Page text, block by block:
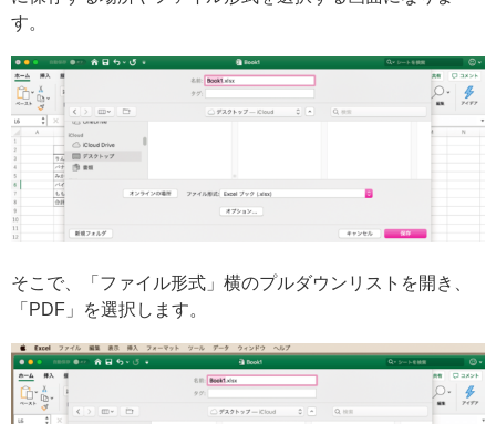
す。
そこで、「ファイル形式」横のプルダウンリストを開き、
「PDF」を選択します。